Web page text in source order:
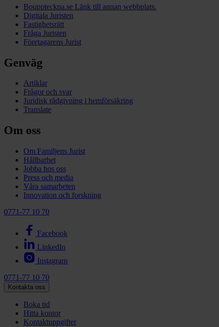
Bouppteckna.se Länk till annan webbplats.
Digitala Juristen
Fastighetsrätt
Fråga Juristen
Företagarens Jurist
Genväg
Artiklar
Frågor och svar
Juridisk rådgivning i hemförsäkring
Translate
Om oss
Om Familjens Jurist
Hållbarhet
Jobba hos oss
Press och media
Våra samarbeten
Innovation och forskning
0771-77 10 70
Facebook
LinkedIn
Instagram
0771-77 10 70
Kontakta oss
Boka tid
Hitta kontor
Kontaktuppgifter